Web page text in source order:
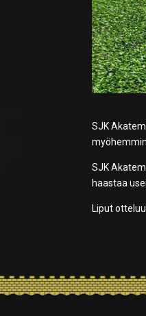
SJK
SJK
haastaa
Liput